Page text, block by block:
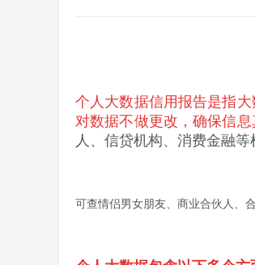
个人大数据信用报告是指
对数据不做更改，确保信
人、信贷机构、消费金融等
可查情侣男女朋友、商业合伙人、